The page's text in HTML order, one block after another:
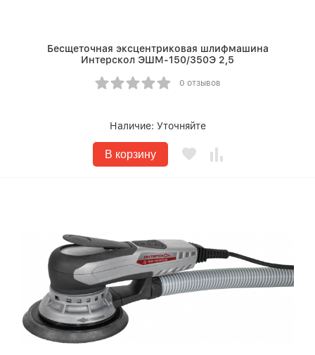
Бесщеточная эксцентриковая шлифмашина
Интерскол ЭШМ-150/350Э 2,5
0 отзывов
Наличие: Уточняйте
В корзину